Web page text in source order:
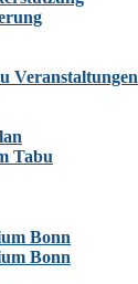
Veranstaltungen
Tabu